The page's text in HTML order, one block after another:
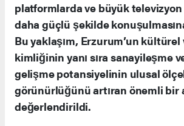
platformlarda ve büyük televizyon
daha güçlü şekilde
Bu yaklaşım, Erzurum’un kültürel
kimliğinin yanı sıra sanayileşme
gelişme potansiyelinin ulusal
görünürlüğünü artıran önemli bir
değerlendirildi.